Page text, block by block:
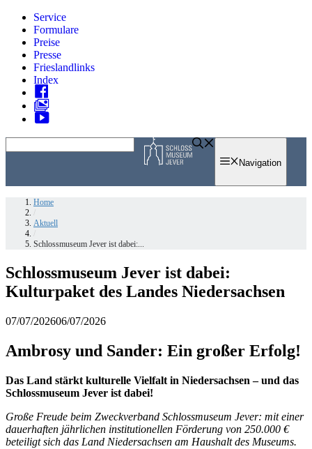
Zum
Inhalt
springen
Service
Formulare
Preise
Presse
Frieslandlinks
Index
to
Navigation
Home
Aktuell
Schlossmuseum Jever ist dabei:...
Schlossmuseum Jever ist dabei:
Kulturpaket des Landes Niedersachsen
07/07/202606/07/2026
Ambrosy und Sander: Ein großer Erfolg!
Das Land stärkt kulturelle Vielfalt in Niedersachsen – und das
Schlossmuseum Jever ist dabei!
Große Freude beim Zweckverband Schlossmuseum Jever: mit einer
dauerhaften jährlichen institutionellen Förderung von 250.000 €
beteiligt sich das Land Niedersachsen am Haushalt des Museums.